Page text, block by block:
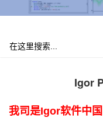
Igor
我司是Igor软件中